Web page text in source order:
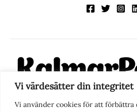
Vi värdesätter din integritet
Vi använder cookies för att förbättra
KalmarPosten är en modern
fokus på Kalmarregionen, men också